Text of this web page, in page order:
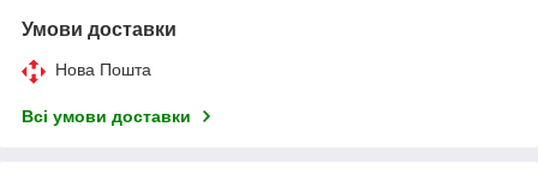
Умови доставки
Нова Пошта
Всі умови доставки